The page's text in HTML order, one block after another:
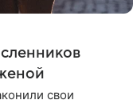
свои